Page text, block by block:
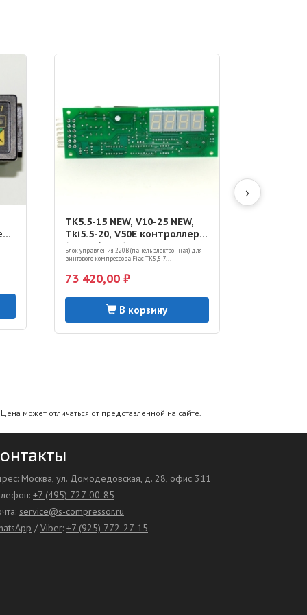
TK5.5-15 NEW, V10-25 NEW,
Tki5.5-20, V50E контроллер
(7433060000)
Блок управления 220В (панель электронная) для
винтового компрессора Fiac TK5,5-7...
73 420,00 ₽
В корзину
›
может отличаться от представленной на сайте.
Москва, ул. Домодедовская, д. 28, офис 311
+7 (495) 727-00-85
service@s-compressor.ru
/ Viber: +7 (925) 772-27-15